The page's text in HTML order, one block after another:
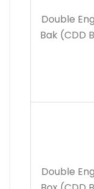
Double
Bak (CDD
Double